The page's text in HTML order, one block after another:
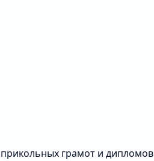
грамот и дипломов